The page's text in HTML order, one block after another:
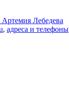
Артемия Лебедева
, адреса и телефоны